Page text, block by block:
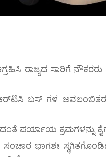
ರಾಜ್ಯದ ಸಾರಿಗೆ ನೌಕರರು
ಬಸ್ ಗಳ
ಪರ್ಯಾಯ ಕ್ರಮಗಳನ್ನು
ಭಾಗಶಃ